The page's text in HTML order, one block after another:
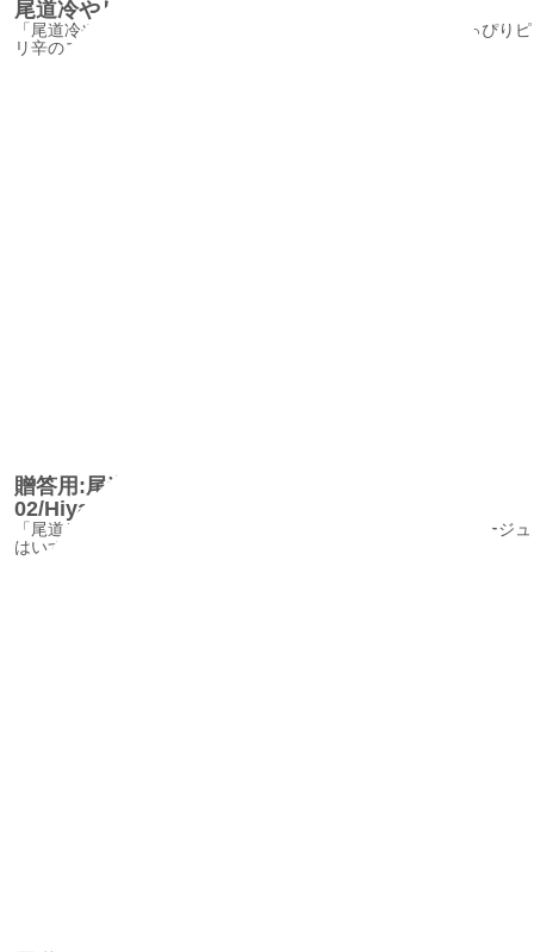
尾道冷やし中華そば/HiyashityukaSoba
「尾道冷やし中華そば」の麺は、尾道ラーメンの麺で、ちょっぴりピ
リ辛のスープのマリアージュが絶妙
贈答用:尾道ラーメン＆冷やし中華そば
02/HiyashityukaSoba02_gift
「尾道ラーメン」と「冷やし中華そば」、麺とスープのマリアージュ
はいずれも絶妙の味です。